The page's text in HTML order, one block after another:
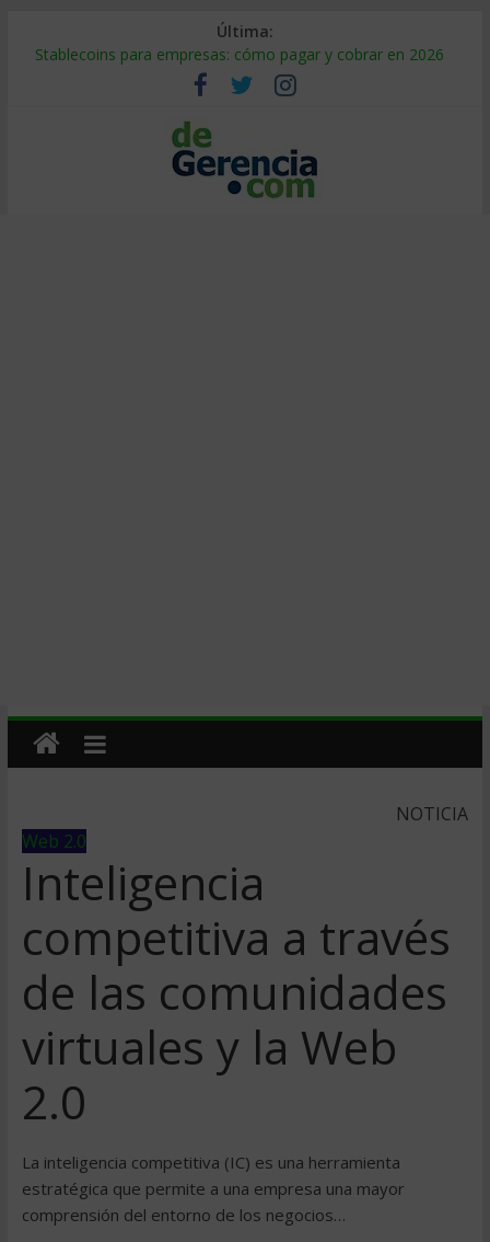
Última:
Stablecoins para empresas: cómo pagar y cobrar en 2026
Despido silencioso: qué es y por qué sale tan caro
IA en selección de personal: cómo auditarla a tiempo
Trabajo forzoso en la cadena de suministro: qué hacer
Mercado hispano de EE. UU.: cómo segmentarlo y venderle
NOTICIA
Web 2.0
Inteligencia
competitiva a través
de las comunidades
virtuales y la Web
2.0
La inteligencia competitiva (IC) es una herramienta
estratégica que permite a una empresa una mayor
comprensión del entorno de los negocios…